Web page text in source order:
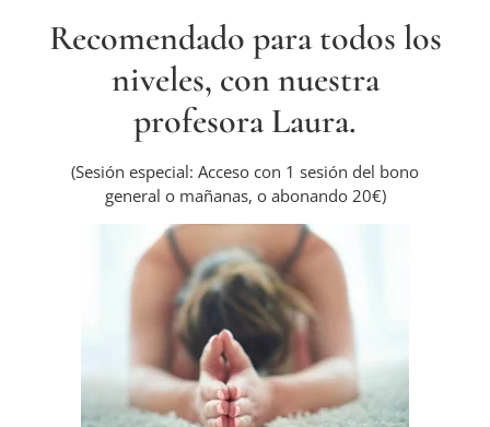
Recomendado para todos los
niveles, con nuestra
profesora Laura.
(Sesión especial: Acceso con 1 sesión del bono
general o mañanas, o abonando 20€)